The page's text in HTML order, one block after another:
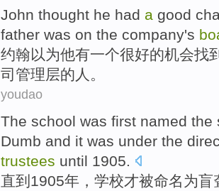
John thought he had a good
father was on the company's
约翰以为他有一个很好的机会找
司管理层的人。
youdao
The school was first named the
Dumb and it was under the
trustees until 1905.
直到 1905年， 学校才被命名为盲